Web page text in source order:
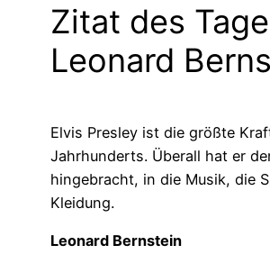
Zitat des
Leonard
Elvis Presley ist die größte
Jahrhunderts. Überall hat er
hingebracht, in die Musik, die
Kleidung.
Leonard Bernstein